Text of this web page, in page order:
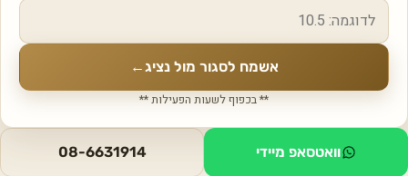
אשמח לסגור מול נציג←
** בכפוף לשעות הפעילות **
וואטסאפ מיידי 08-6631914